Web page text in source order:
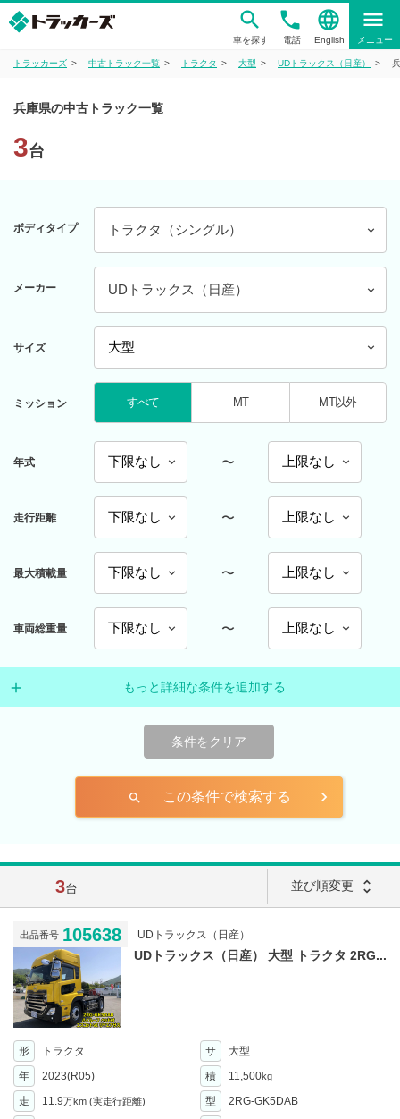
車を探す
phone
電話
language
English
menu
メニュー
トラッカーズ 中古トラック一覧 トラクタ 大型 UDトラックス（日産）
兵庫県の中古トラック一覧
3台
ボディタイプ トラクタ（シングル）
メーカー UDトラックス（日産）
サイズ
ミッション すべて MT MT以外
年式 〜
走行距離 〜
最大積載量 〜
車両総重量 〜
もっと詳細な条件を追加する
条件をクリア
search この条件で検索する
3台 並び順変更 unfold_more
出品番号 105638 UDトラックス（日産）
UDトラックス（日産） 大型 トラクタ 2RG...
形 トラクタ サ
大型
年
2023(R05) 積 11,500kg
走 11.9万km (実走行距離) 型
2RG-GK5DAB